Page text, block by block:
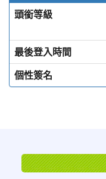
頭銜等級
最後登入時間
個性簽名